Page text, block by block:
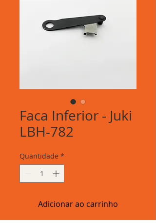
Faca Inferior - Juki
LBH-782
Quantidade *
Adicionar ao carrinho